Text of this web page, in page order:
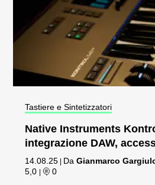
Tastiere e Sintetizzatori
Native Instruments
integrazione DAW,
14.08.25 DaGianmarco
5,0
| 0